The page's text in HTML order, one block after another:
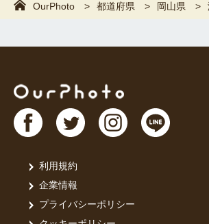
OurPhoto 都道府県 岡山県
利用規約
企業情報
プライバシーポリシー